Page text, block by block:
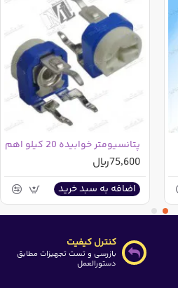
پتانسیومتر خوابیده 20 کیلو اهم
75,600ریال
اضافه به سبد خرید
کنترل کیفیت
بازرسی و تست تجهیزات مطابق
دستورالعمل